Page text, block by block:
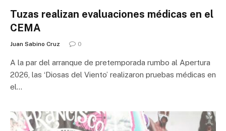
Tuzas realizan evaluaciones médicas en el
CEMA
Juan Sabino Cruz 0
A la par del arranque de pretemporada rumbo al Apertura
2026, las ‘Diosas del Viento’ realizaron pruebas médicas en
el…